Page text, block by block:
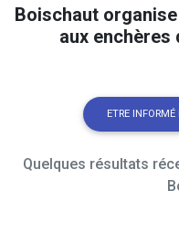
Boischaut
aux enchères
ETRE
Quelques résultats